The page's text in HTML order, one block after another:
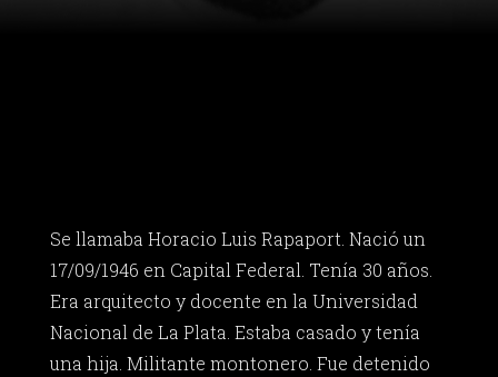
Se llamaba Horacio Luis Rapaport. Nació un
17/09/1946 en Capital Federal. Tenía 30 años.
Era arquitecto y docente en la Universidad
Nacional de La Plata. Estaba casado y tenía
una hija. Militante montonero. Fue detenido